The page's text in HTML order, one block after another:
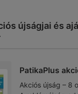
újságjai és
PatikaPlus
Akciós újság – 8